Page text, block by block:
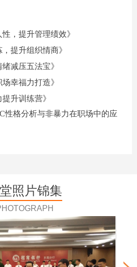
，提升管理绩效》
提升组织情商》
减压五法宝》
幸福力打造》
升训练营》
性格分析与非暴力在职场中的应
照片锦集